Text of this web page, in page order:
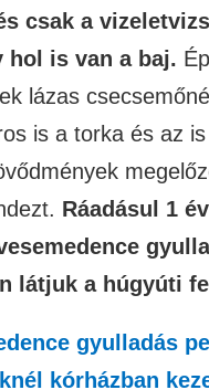
csak a
hol is van a baj.
lázas
is a torka és az
Ráadásul 1
látjuk a húgyúti
gyulladás
kórházban